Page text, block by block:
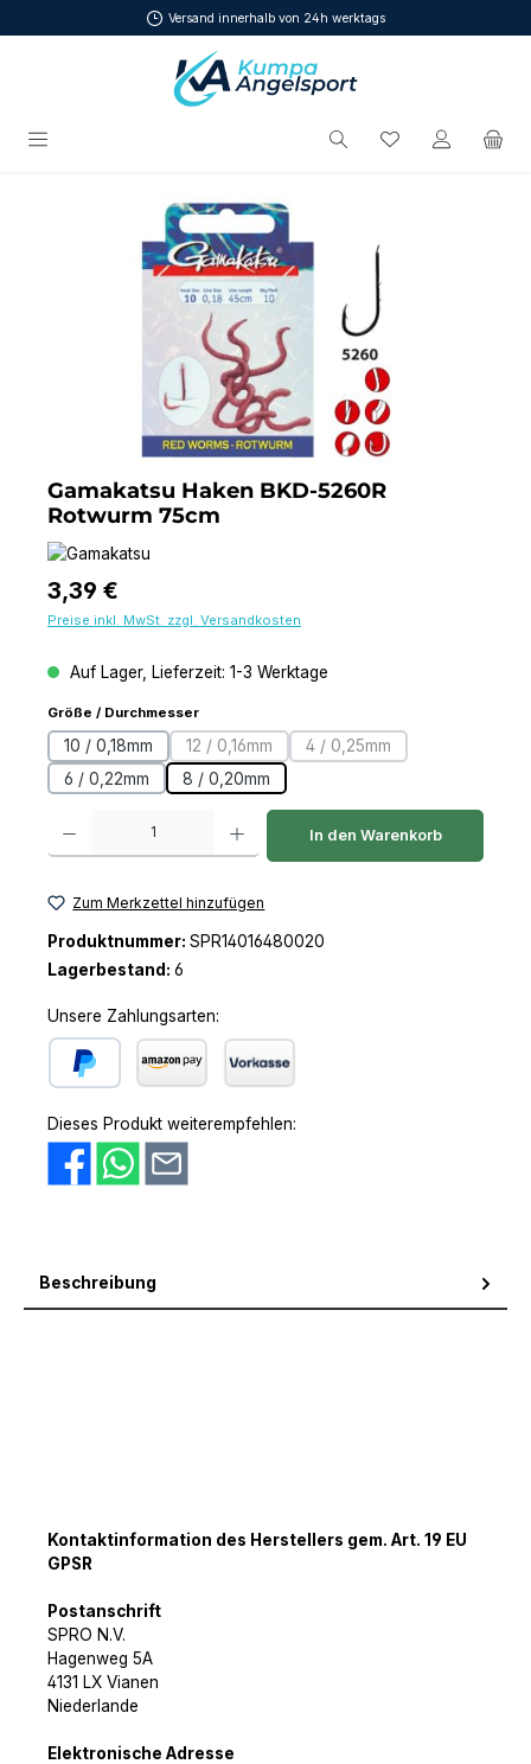
Zum Hauptinhalt springenVersand innerhalb von 24h werktags
Du hast 0
Bildergalerie überspringen
Gamakatsu Haken BKD-5260R
Rotwurm 75cm
Regulärer Preis:
3,39 €
Preise inkl. MwSt. zzgl. Versandkosten
Auf Lager, Lieferzeit: 1-3 Werktage
Größe / Durchmesserauswählen
10 / 0,18mm 12 / 0,16mm(Diese Option ist zurzeit nicht verfügbar.)
4 / 0,25mm(Diese Option ist zurzeit
6 / 0,22mm 8 / 0,20mm
Produkt Anzahl: Gib den gewünschten Wert ein oder benutze die
In den Warenkorb
Zum Merkzettel hinzufügen
Produktnummer: SPR14016480020
Lagerbestand: 6
Unsere Zahlungsarten:
Dieses Produkt weiterempfehlen:
Beschreibung
Kontaktinformation des Herstellers gem. Art. 19 EU
GPSR
Postanschrift
SPRO N.V.
Hagenweg 5A
4131 LX Vianen
Niederlande
Elektronische Adresse